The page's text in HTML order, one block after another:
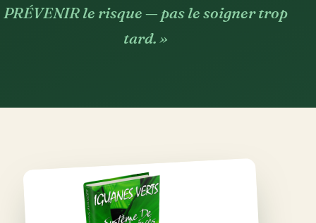
PRÉVENIR le risque — pas le soigner trop
tard. »